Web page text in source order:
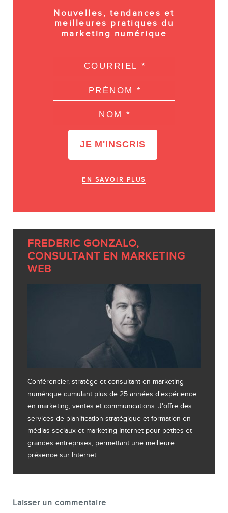
Nouvelles, tendances et
meilleures pratiques du
marketing numérique
EN SAVOIR PLUS
FREDERIC GONZALO,
CONSULTANT EN MARKETING
WEB
Conférencier, stratège et consultant en marketing
numérique cumulant plus de 25 années d'expérience
en marketing, ventes et communications. J'offre des
services de planification stratégique et formation en
médias sociaux et marketing Internet pour petites et
grandes entreprises, permettant une meilleure
présence sur Internet.
Laisser un commentaire